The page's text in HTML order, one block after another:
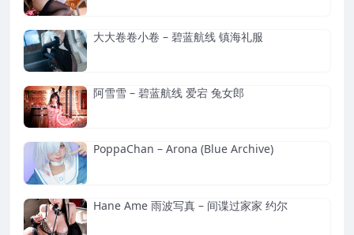
大大卷卷小卷 – 碧蓝航线 镇海礼服
阿雪雪 – 碧蓝航线 爱宕 兔女郎
PoppaChan – Arona (Blue Archive)
Hane Ame 雨波写真 – 间谍过家家 约尔